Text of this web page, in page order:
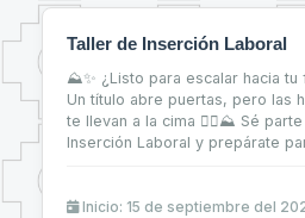
Taller de Inserción Laboral
⛰✨ ¿Listo para escalar hacia tu
Un título abre puertas, pero las
te llevan a la cima 🧗‍♀⛰ Sé
Inserción Laboral y prepárate
primeros pasos firmes en el
Inicio: 15 de septiembre del